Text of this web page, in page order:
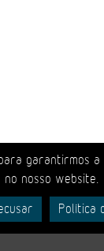
garantirmos
no nosso website.
Política